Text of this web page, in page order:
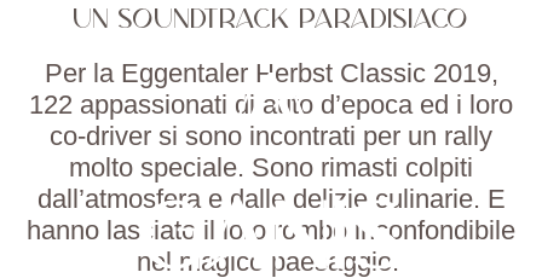
UN SOUNDTRACK PARADISIACO
Per la Eggentaler HerbstClassic 2019,
122 appassionati di auto d’epoca ed i loro
co-driver si sono incontrati per un rally
molto speciale. Sono rimasti colpiti
dall’atmosfera e dalle delizie culinarie. E
hanno lasciato il loro rombo inconfondibile
nel magico paesaggio.